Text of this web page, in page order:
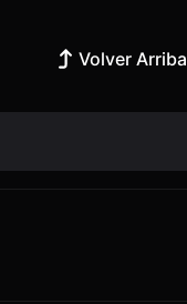
Volver Arriba